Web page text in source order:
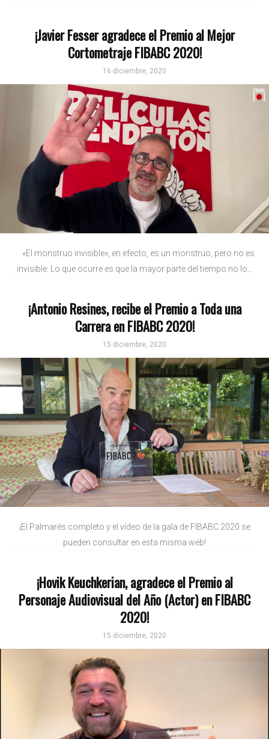
¡Javier Fesser agradece el Premio al Mejor
Cortometraje FIBABC 2020!
16 diciembre, 2020
«El monstruo invisible», en efecto, es un monstruo, pero no es
invisible. Lo que ocurre es que la mayor parte del tiempo no lo...
¡Antonio Resines, recibe el Premio a Toda una
Carrera en FIBABC 2020!
15 diciembre, 2020
¡El Palmarés completo y el vídeo de la gala de FIBABC 2020 se
pueden consultar en esta misma web!
¡Hovik Keuchkerian, agradece el Premio al
Personaje Audiovisual del Año (Actor) en FIBABC
2020!
15 diciembre, 2020